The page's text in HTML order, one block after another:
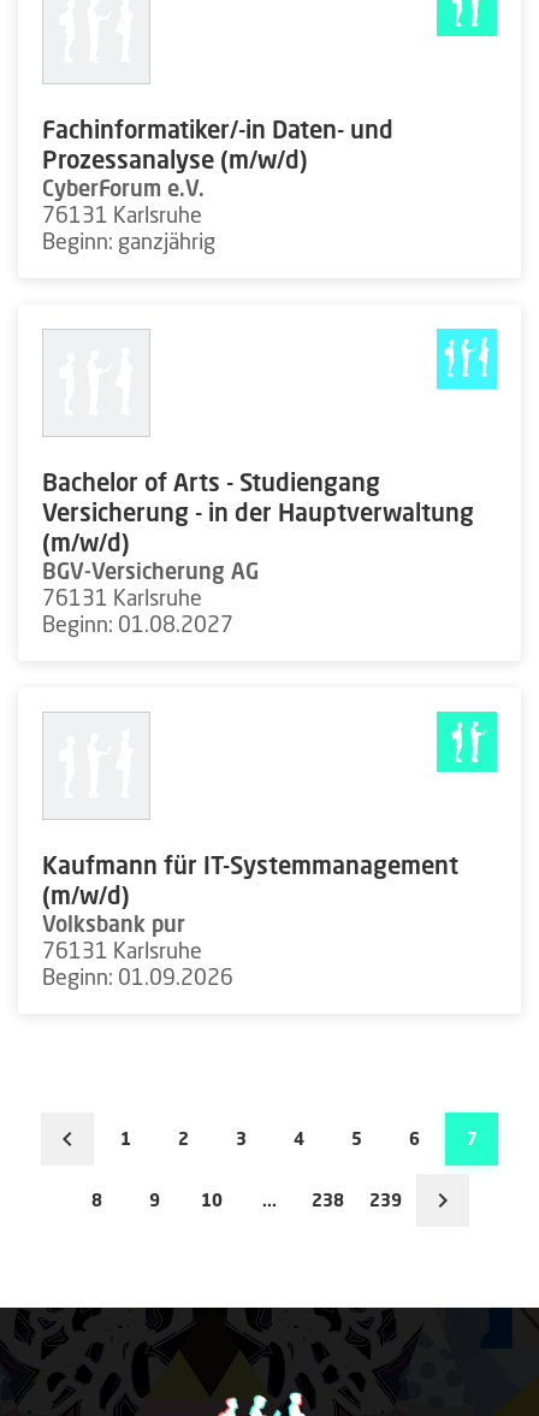
Fachinformatiker/-in Daten- und
Prozessanalyse (m/w/d)
CyberForum e.V.
76131 Karlsruhe
Beginn: ganzjährig
Bachelor of Arts - Studiengang
Versicherung - in der Hauptverwaltung
(m/w/d)
BGV-Versicherung AG
76131 Karlsruhe
Beginn: 01.08.2027
Kaufmann für IT-Systemmanagement
(m/w/d)
Volksbank pur
76131 Karlsruhe
Beginn: 01.09.2026
1 2 3 4 5 6 7
8 9 10 ... 238 239